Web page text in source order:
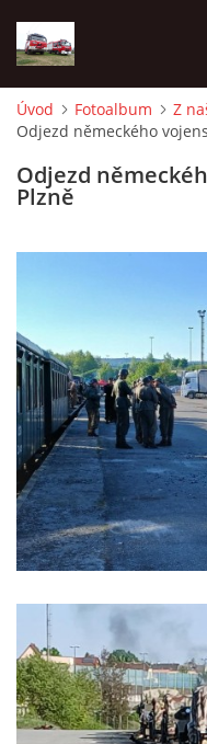
TECHNIKA
HISTORIE
ZÁSAHY
PREVENCE
SYMBOLY
INFORMACE
Úvod Fotoalbum
Z
Odjezd německého
Odjezd
Plzně